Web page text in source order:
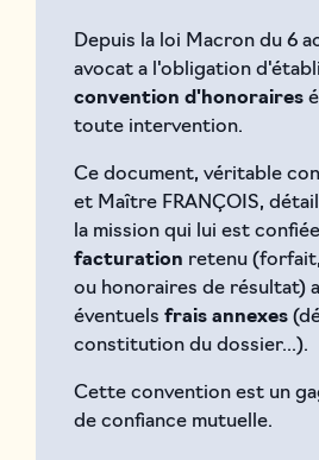
Depuis la loi Macron du 6
avocat a l'obligation
convention d'honoraires
toute intervention.
Ce document, véritable
et Maître FRANÇOIS,
la mission qui lui est
facturation retenu
ou honoraires de résultat)
éventuels frais annexes
constitution du dossier...).
Cette convention est un
de confiance mutuelle.